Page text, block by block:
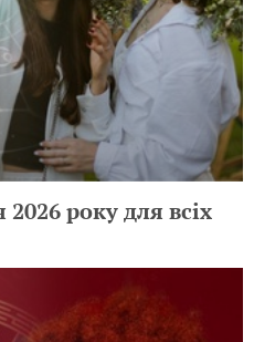
року для всіх